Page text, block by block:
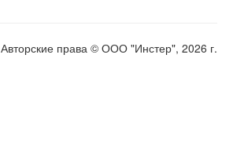
Авторские права © ООО "Инстер", 2026 г.